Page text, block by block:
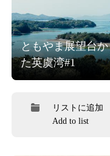
ともやま展望台
た英虞湾#1
リストに追加
Add to list